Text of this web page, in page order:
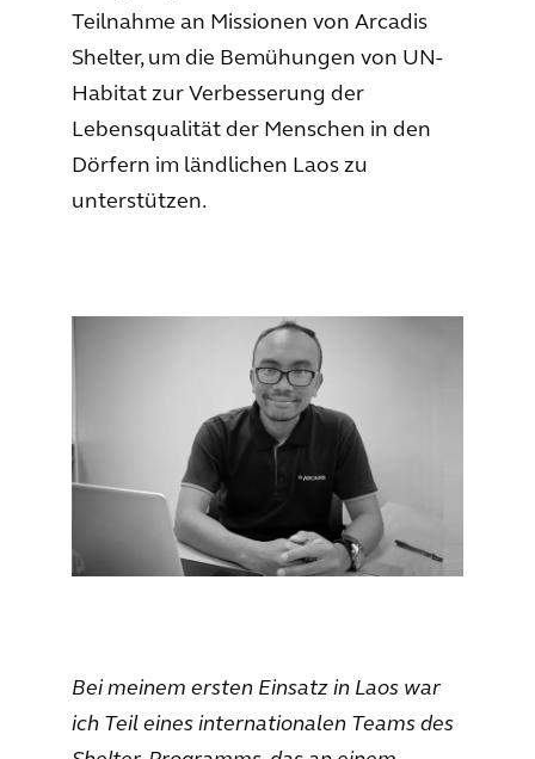
Teilnahme an Missionen von Arcadis
Shelter, um die Bemühungen von UN-
Habitat zur Verbesserung der
Lebensqualität der Menschen in den
Dörfern im ländlichen Laos zu
unterstützen.
Bei meinem ersten Einsatz in Laos war
ich Teil eines internationalen Teams des